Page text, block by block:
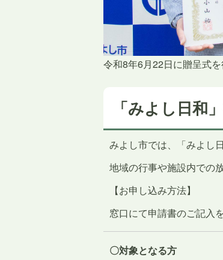
令和8年6月22日に贈呈式を
「みよし日和
みよし市では、「みよし
地域の行事や施設内での
【お申し込み方法】
窓口にて申請書のご記入
〇対象となる方